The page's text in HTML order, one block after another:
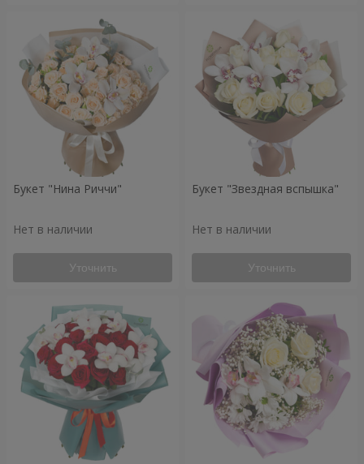
Букет "Нина Риччи"
Нет в наличии
Уточнить
Букет "Звездная вспышка"
Нет в наличии
Уточнить